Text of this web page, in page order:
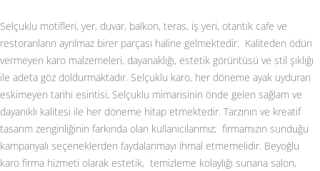
Selçuklu motifleri, yer, duvar, balkon, teras, iş yeri, otantik cafe ve
restoranların ayrılmaz birer parçası haline gelmektedir. Kaliteden ödün
vermeyen karo malzemeleri, dayanaklığı, estetik görüntüsü ve stil şıklığı
ile adeta göz doldurmaktadır. Selçuklu karo, her döneme ayak uyduran
eskimeyen tarihi esintisi, Selçuklu mimarisinin önde gelen sağlam ve
dayanıklı kalitesi ile her döneme hitap etmektedir. Tarzının ve kreatif
tasarım zenginliğinin farkında olan kullanıcılarımız; firmamızın sunduğu
kampanyalı seçeneklerden faydalanmayı ihmal etmemelidir. Beyoğlu
karo firma hizmeti olarak estetik, temizleme kolaylığı sunana salon,